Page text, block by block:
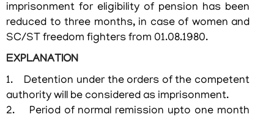
imprisonment for eligibility of pension has been
reduced to three months, in case of women and
SC/ST freedom fighters from 01.08.1980.
EXPLANATION
1. Detention under the orders of the competent
authority will be considered as imprisonment.
2. Period of normal remission upto one month